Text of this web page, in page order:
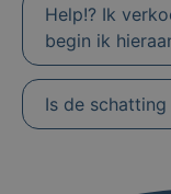
Help!? Ik
begin ik
Is de